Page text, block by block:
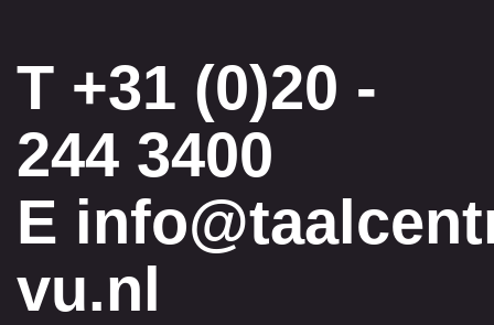
T +31 (0)20 -
244 3400
E
vu.nl